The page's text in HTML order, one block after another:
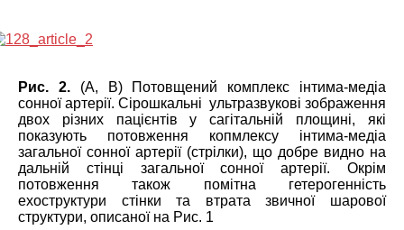
Рис. 2.(А, В) Потовщений комплекс інтима-медіа
сонної артерії. Сірошкальні ультразвукові зображення
двох різних пацієнтів у сагітальній площині, які
показують потовження копмлексу інтима-медіа
загальної сонної артерії (стрілки), що добре видно на
дальній стінці загальної сонної артерії. Окрім
потовження також помітна гетерогенність
ехоструктури стінки та втрата звичної шарової
структури, описаної на Рис. 1